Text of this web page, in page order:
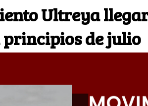
Ultreya
principios de julio